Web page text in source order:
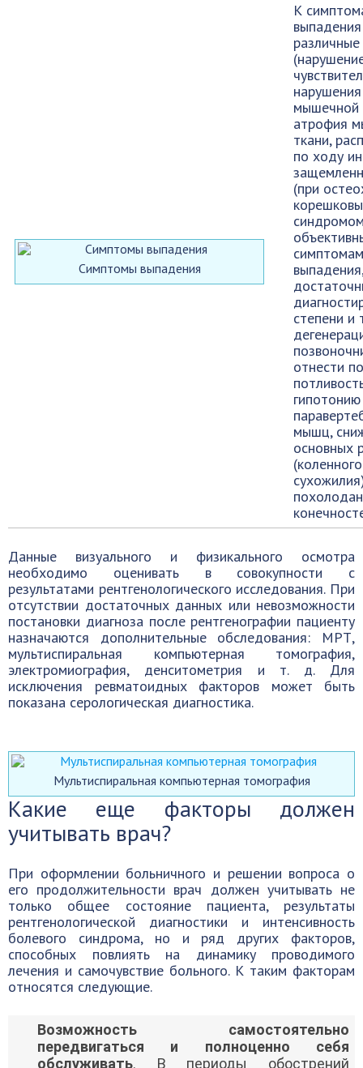
Симптомы выпадения
К
мышечной
атрофия
ткани,
по ходу
(при
симптомам
степени и
отнести
гипотонию
мышц,
основных
Данные визуального и физикального осмотра
необходимо оценивать в совокупности с
результатами рентгенологического исследования. При
отсутствии достаточных данных или невозможности
постановки диагноза после рентгенографии пациенту
назначаются дополнительные обследования: МРТ,
мультиспиральная компьютерная томография,
электромиография, денситометрия и т. д. Для
исключения ревматоидных факторов может быть
показана серологическая диагностика.
Мультиспиральная компьютерная томография
Какие еще факторы должен
учитывать врач?
При оформлении больничного и решении вопроса о
его продолжительности врач должен учитывать не
только общее состояние пациента, результаты
рентгенологической диагностики и интенсивность
болевого синдрома, но и ряд других факторов,
способных повлиять на динамику проводимого
лечения и самочувствие больного. К таким факторам
относятся следующие.
Возможность самостоятельно
передвигаться и полноценно себя
обслуживать. В периоды обострений